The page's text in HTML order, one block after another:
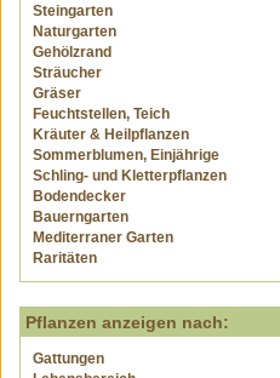
Steingarten
Naturgarten
Gehölzrand
Sträucher
Gräser
Feuchtstellen, Teich
Kräuter & Heilpflanzen
Sommerblumen, Einjährige
Schling- und Kletterpflanzen
Bodendecker
Bauerngarten
Mediterraner Garten
Raritäten
Pflanzen anzeigen nach:
Gattungen